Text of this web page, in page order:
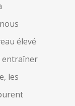
élevé
entraîner
les